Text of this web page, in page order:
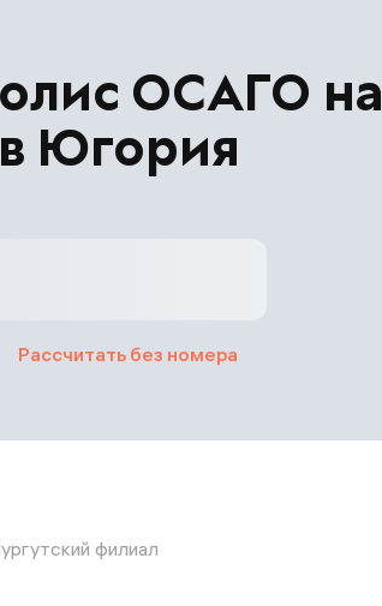
ОСАГО на
Югория
Рассчитать без номера
филиал